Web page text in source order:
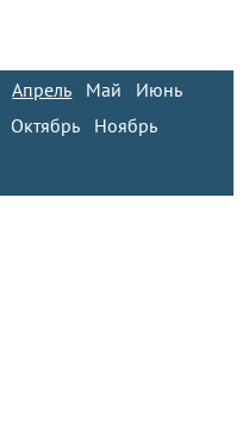
Апрель Май
Июнь
Октябрь
Ноябрь